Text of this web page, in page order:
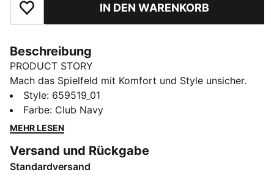
Zu Favoriten hinzufügenIN DEN WARENKORB
Beschreibung
PRODUCT STORY
Mach das Spielfeld mit Komfort und Style unsicher.
Diese leichten Shorts bewegen sich mit dir, leiten den
Schweiß ab und halten deine Essentials in Taschen
griffbereit. Das moderne Design mit kräftigen
für Aufsehen. Beherrsche das Spiel.
FEATURES + VORTEILE
Style: 659519_01
Farbe: Club Navy
MEHR LESEN
Versand und Rückgabe
Standardversand